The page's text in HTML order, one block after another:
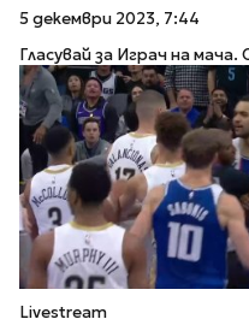
5 декември 2023, 7:44
Гласувай за Играч на
Livestream